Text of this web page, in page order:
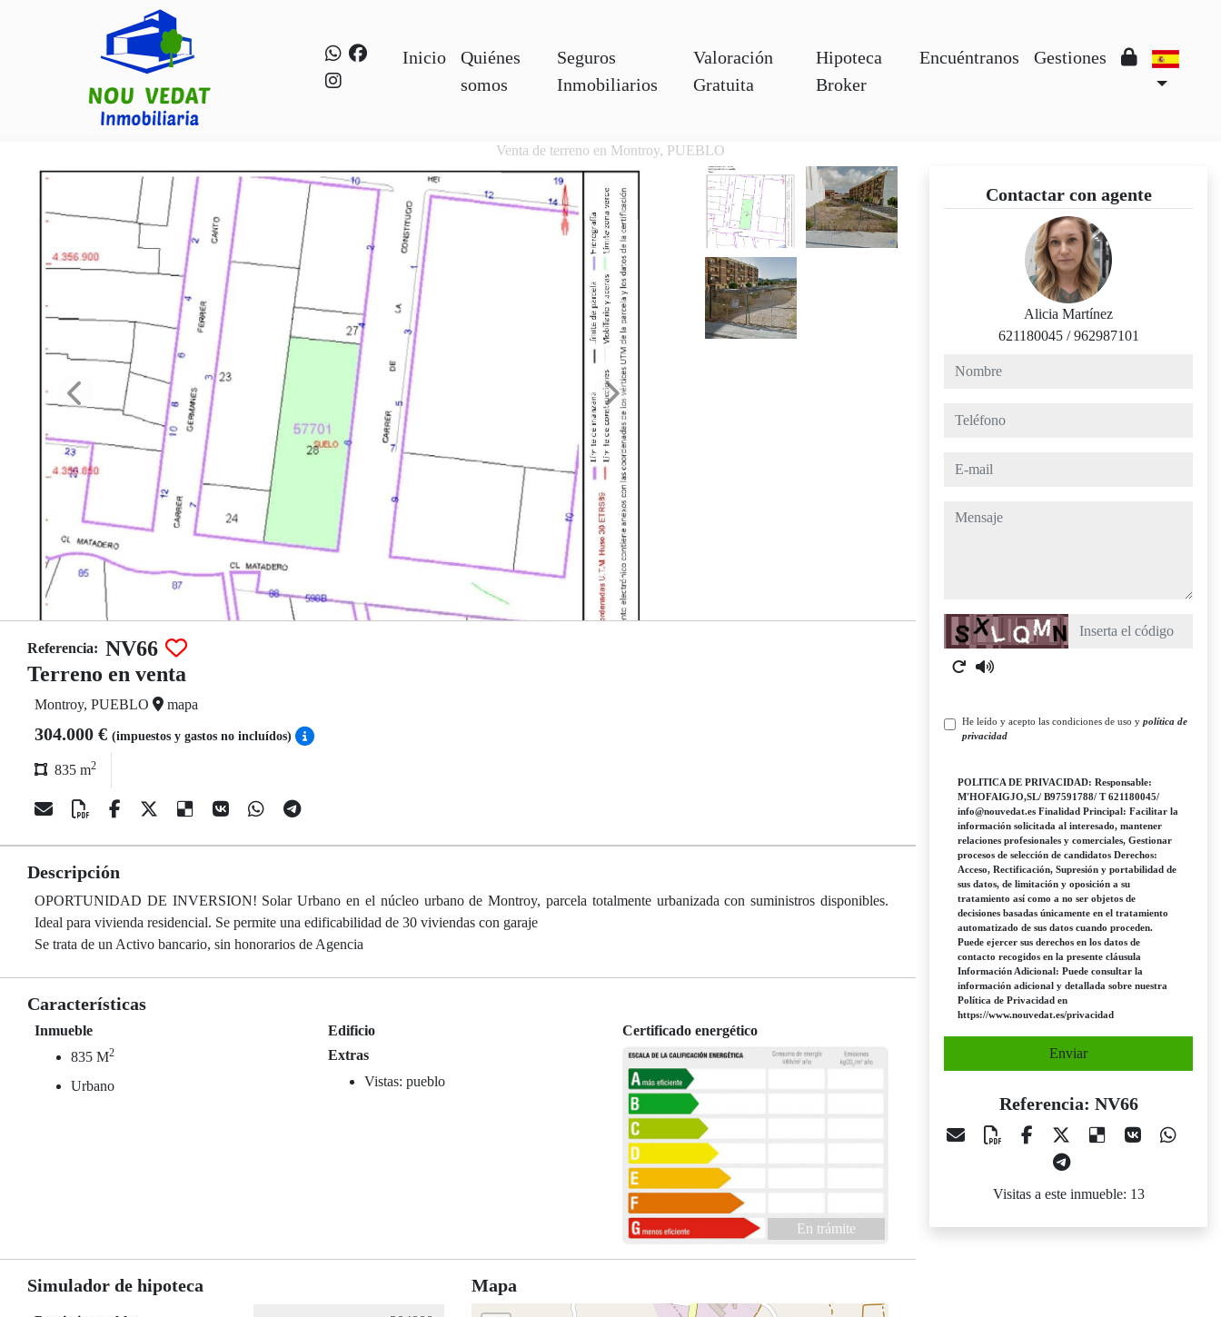
Inicio
Quiénes
somos
Seguros
Inmobiliarios
Valoración
Gratuita
Hipoteca
Broker
Encuéntranos Gestiones
Venta de terreno en Montroy, PUEBLO
Referencia: NV66
Terreno en venta
Montroy, PUEBLO mapa
304.000 € (impuestos y gastos no incluídos)
835 m2
Descripción
OPORTUNIDAD DE INVERSION! Solar Urbano en el núcleo urbano de Montroy, parcela totalmente urbanizada con suministros disponibles.
Ideal para vivienda residencial. Se permite una edificabilidad de 30 viviendas con garaje
Se trata de un Activo bancario, sin honorarios de Agencia
Características
Inmueble
835 M2
Urbano
Edificio
Extras
Vistas: pueblo
Certificado energético
En trámite
Simulador de hipoteca Mapa
Contactar con agente
Alicia Martínez
621180045 /962987101
nombre
teléfono
e-mail
mensaje
Captcha
He leído y acepto las condiciones de uso y política de
privacidad
POLITICA DE PRIVACIDAD: Responsable:
M'HOFAIGJO,SL/ B97591788/ T 621180045/
info@nouvedat.es Finalidad Principal: Facilitar la
información solicitada al interesado, mantener
relaciones profesionales y comerciales, Gestionar
procesos de selección de candidatos Derechos:
Acceso, Rectificación, Supresión y portabilidad de
sus datos, de limitación y oposición a su
tratamiento así como a no ser objetos de
decisiones basadas únicamente en el tratamiento
automatizado de sus datos cuando proceden.
Puede ejercer sus derechos en los datos de
contacto recogidos en la presente cláusula
Información Adicional: Puede consultar la
información adicional y detallada sobre nuestra
Política de Privacidad en
https://www.nouvedat.es/privacidad
Enviar
Referencia: NV66
Visitas a este inmueble: 13